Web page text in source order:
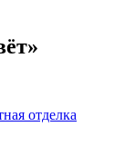
отделка